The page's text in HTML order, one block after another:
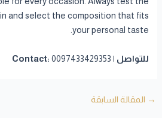
and select the composition that fits
your personal taste.
للتواصل | Contact: 0097433429353
→ المقالة السابقة